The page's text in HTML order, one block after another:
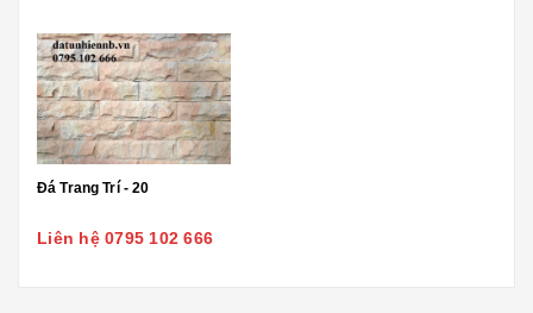
Đá Trang Trí - 20
Liên hệ 0795 102 666